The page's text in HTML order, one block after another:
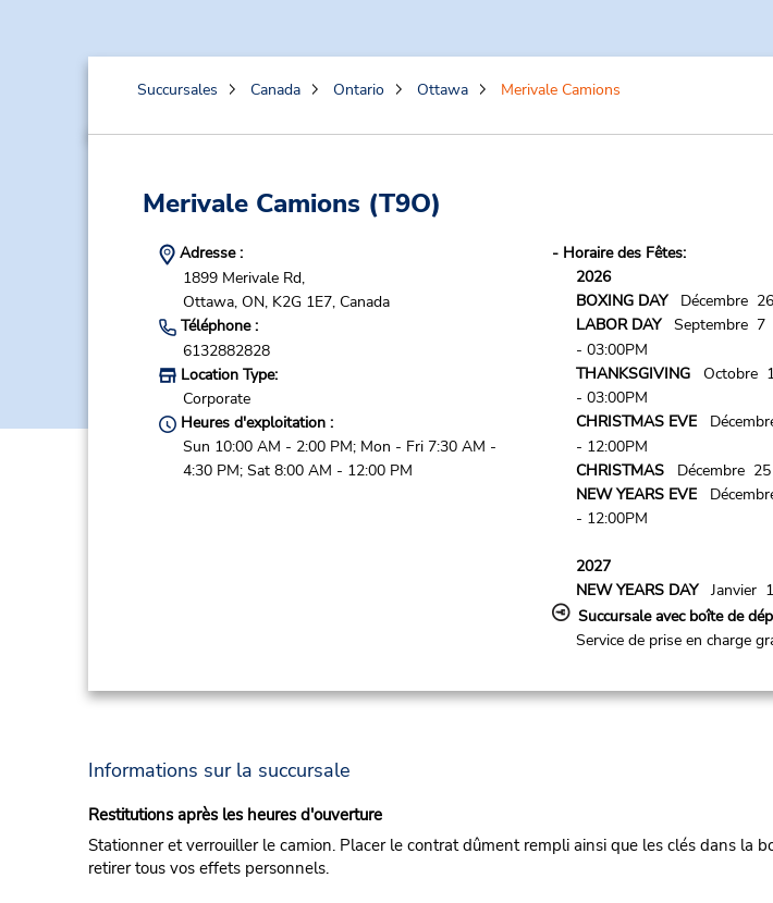
Succursales Canada Ontario Ottawa Merivale Camions
Merivale Camions(T9O)
Adresse :
1899 Merivale Rd,
Ottawa, ON, K2G 1E7, Canada
Téléphone :
6132882828
Location Type:
Corporate
Heures d'exploitation :
Sun 10:00 AM - 2:00 PM; Mon - Fri 7:30 AM -
4:30 PM; Sat 8:00 AM - 12:00 PM
- Horaire des Fêtes:
2026
BOXING DAYDécembre
LABOR DAYSeptembre 7
- 03:00PM
THANKSGIVINGOctobre
- 03:00PM
CHRISTMAS EVE
- 12:00PM
CHRISTMASDécembre 25
NEW YEARS EVE
- 12:00PM
2027
NEW YEARS DAYJanvier
Succursale avec boîte de
Service de prise en charge
Informations sur la succursale
Restitutions après les heures d'ouverture
Stationner et verrouiller le camion. Placer le contrat dûment rempli ainsi que les clés dans la
retirer tous vos effets personnels.